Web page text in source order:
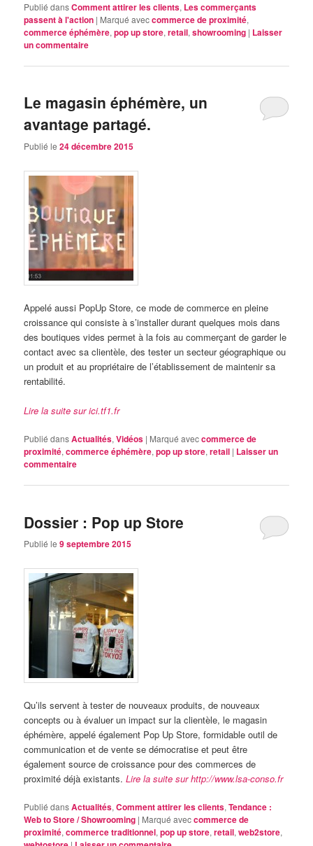
Publié dansComment attirer les clients, Les commerçants
passent à l'action | Marqué aveccommerce de proximité,
commerce éphémère,pop up store,retail,showrooming | Laisser
un commentaire
Le magasin éphémère, un
avantage partagé.
Publié le24 décembre 2015
Appelé aussi PopUp Store, ce mode de commerce en pleine
croissance qui consiste à s’installer durant quelques mois dans
des boutiques vides permet à la fois au commerçant de garder le
contact avec sa clientèle, des tester un secteur géographique ou
un produit et au propriétaire de l’établissement de maintenir sa
rentabilité.
Lire la suite sur ici.tf1.fr
Publié dansActualités,Vidéos | Marqué aveccommerce de
proximité,commerce éphémère,pop up store,retail | Laisser un
commentaire
Dossier : Pop up Store
Publié le9 septembre 2015
Qu’ils servent à tester de nouveaux produits, de nouveaux
concepts ou à évaluer un impact sur la clientèle, le magasin
éphémère, appelé également Pop Up Store, formidable outil de
communication et de vente se démocratise et peut être
également source de croissance pour des commerces de
proximité déjà existants.Lire la suite sur http://www.lsa-conso.fr
Publié dansActualités,Comment attirer les clients,Tendance :
Web to Store / Showrooming | Marqué aveccommerce de
proximité,commerce traditionnel,pop up store,retail,web2store,